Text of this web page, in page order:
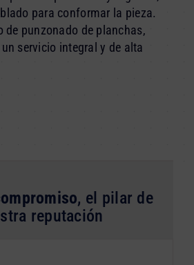
para conformar la pieza.
de punzonado de planchas,
servicio integral y de alta
, el pilar de
reputación